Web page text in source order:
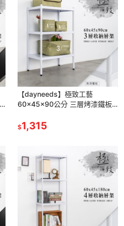
【dayneeds】極致工藝
60x45x90公分 三層烤漆鐵板
$1,315